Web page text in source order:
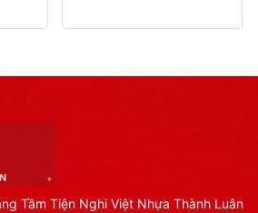
Tầm Tiện Nghi Việt Nhựa Thành Luân